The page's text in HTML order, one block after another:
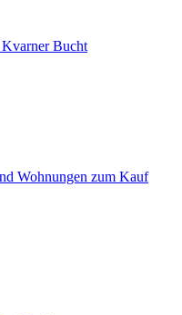
Bucht
Wohnungen zum Kauf